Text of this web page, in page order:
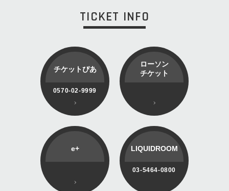
TICKET INFO
チケットぴあ
0570-02-9999
ローソン
チケット
e+ LIQUIDROOM
03-5464-0800